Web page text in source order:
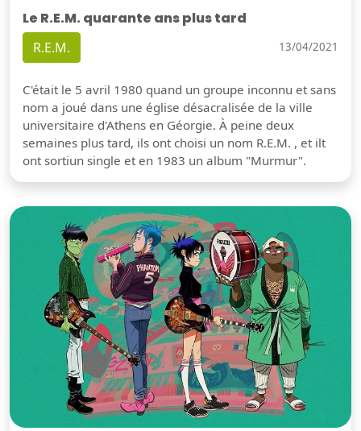
Le R.E.M. quarante ans plus tard
R.E.M. 13/04/2021
C'était le 5 avril 1980 quand un groupe inconnu et sans
nom a joué dans une église désacralisée de la ville
universitaire d'Athens en Géorgie. À peine deux
semaines plus tard, ils ont choisi un nom R.E.M. , et ilt
ont sortiun single et en 1983 un album "Murmur".